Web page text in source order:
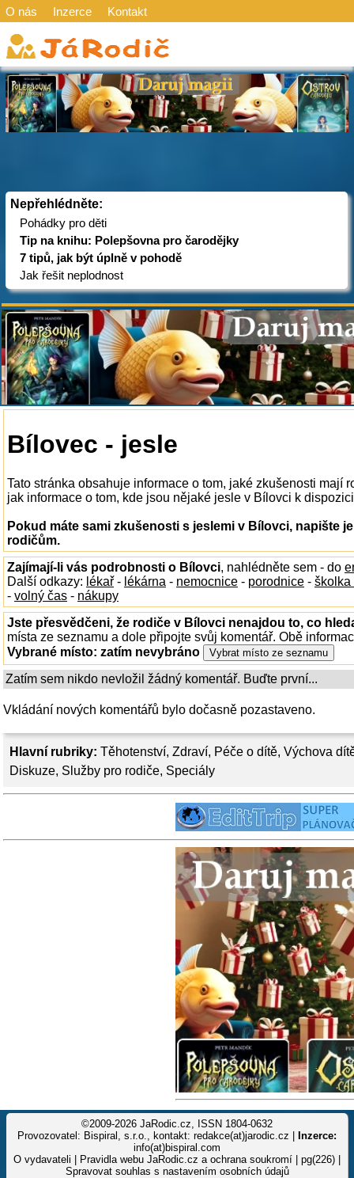
O nás Inzerce Kontakt
Nepřehlédněte:
Pohádky pro děti
Tip na knihu: Polepšovna pro čarodějky
7 tipů, jak být úplně v pohodě
Jak řešit neplodnost
Hlavní rubriky: Těhotenství, Zdraví, Péče o dítě, Výchova
Diskuze, Služby pro rodiče, Speciály
Bílovec - jesle
Tato stránka obsahuje informace o tom, jaké zkušenosti mají
jak informace o tom, kde jsou nějaké jesle v Bílovci k
Pokud máte sami zkušenosti s jeslemi v Bílovci, napište
rodičům.
Zajímají-li vás podrobnosti o Bílovci, nahlédněte sem - do
Další odkazy: lékař - lékárna - nemocnice - porodnice - školka
- volný čas - nákupy
Jste přesvědčeni, že rodiče v Bílovci nenajdou to, co
místa ze seznamu a dole připojte svůj komentář. Obě
Vybrané místo: zatím nevybráno
Zatím sem nikdo nevložil žádný komentář. Buďte první...
Vkládání nových komentářů bylo dočasně pozastaveno.
©2009-2026 JaRodic.cz, ISSN 1804-0632
Provozovatel: Bispiral, s.r.o., kontakt: redakce(at)jarodic.cz |
Inzerce:
info(at)bispiral.com
O vydavateli
Pravidla webu JaRodic.cz a ochrana soukromí | pg(226) |
Spravovat souhlas s nastavením osobních údajů